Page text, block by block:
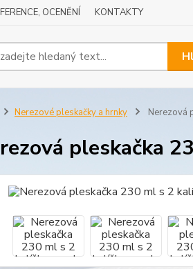
OCENĚNÍ KONTAKTY
Nerezové pleskačky a hrnky Nerezová
pleskačka